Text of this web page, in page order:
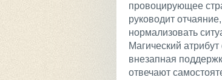
провоцирующее
руководит
нормализовать
Магический
внезапная
отвечают